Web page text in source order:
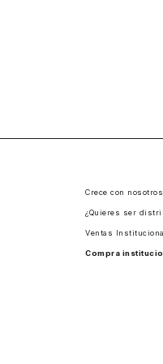
Crece con nosotros
¿Quieres ser
Ventas
Compra